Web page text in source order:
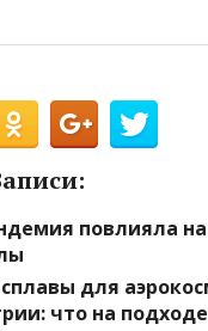
повлияла на
для
что на